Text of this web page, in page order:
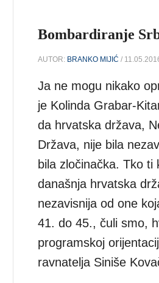
Bombardiranje
AUTOR: BRANKO MIJIĆ /
Ja ne mogu nikako
je Kolinda Grabar-
da hrvatska država,
Država, nije bila
bila zločinačka. Tko ti
današnja hrvatska
nezavisnija od one
41. do 45., čuli smo,
programskoj
ravnatelja Siniše